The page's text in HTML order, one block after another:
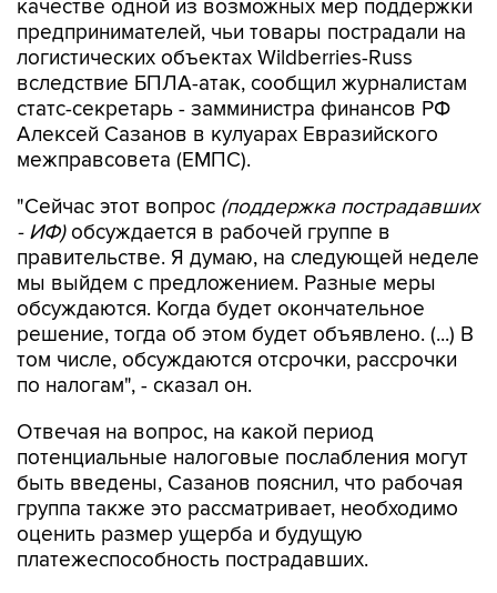
качестве одной из возможных мер поддержки
предпринимателей, чьи товары пострадали на
логистических объектах Wildberries-Russ
вследствие БПЛА-атак, сообщил журналистам
статс-секретарь - замминистра финансов РФ
Алексей Сазанов в кулуарах Евразийского
межправсовета (ЕМПС).
"Сейчас этот вопрос (поддержка пострадавших
- ИФ)обсуждается в рабочей группе в
правительстве. Я думаю, на следующей неделе
мы выйдем с предложением. Разные меры
обсуждаются. Когда будет окончательное
решение, тогда об этом будет объявлено. (...) В
том числе, обсуждаются отсрочки, рассрочки
по налогам", - сказал он.
Отвечая на вопрос, на какой период
потенциальные налоговые послабления могут
быть введены, Сазанов пояснил, что рабочая
группа также это рассматривает, необходимо
оценить размер ущерба и будущую
платежеспособность пострадавших.